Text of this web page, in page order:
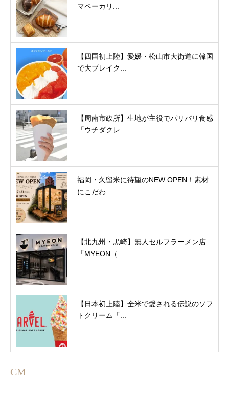
マベーカリ...
【四国初上陸】愛媛・松山市大街道に韓国
で大ブレイク...
【周南市政所】生地が主役でパリパリ食感
「ウチダクレ...
福岡・久留米に待望のNEW OPEN！素材
にこだわ...
【北九州・黒崎】無人セルフラーメン店
「MYEON（...
【日本初上陸】全米で愛される伝説のソフ
トクリーム「...
CM